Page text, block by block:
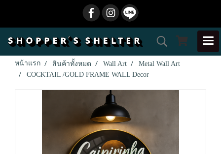
หน้าแรก สินค้าทั้งหมด Wall Art
Metal Wall Art
COCKTAIL /GOLD FRAME WALL Decor